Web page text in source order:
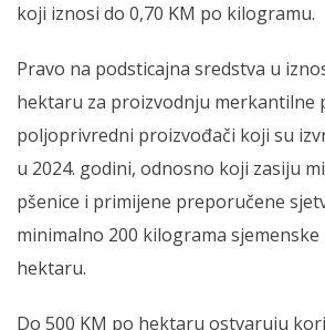
koji iznosi do 0,70 KM po kilogramu.
Pravo na podsticajna sredstva u
hektaru za proizvodnju merkantilne
poljoprivredni proizvođači koji su
u 2024. godini, odnosno koji zasiju
pšenice i primijene preporučene
minimalno 200 kilograma sjemenske
hektaru.
Do 500 KM po hektaru ostvaruju